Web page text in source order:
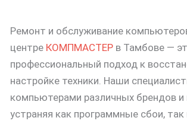
Ремонт и обслуживание
центре КОМПМАСТЕР в Тамбове —
профессиональный подход к
настройке техники. Наши
компьютерами различных брендов и
устраняя как программные сбои,